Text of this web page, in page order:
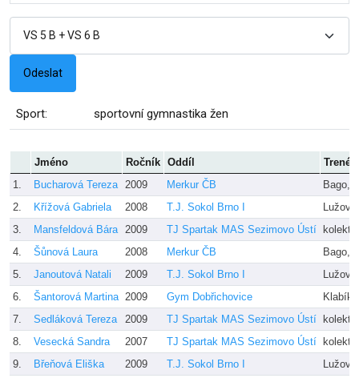
Sport: sportovní gymnastika žen
Jméno Ročník Oddíl
Trenér
1.
Bucharová Tereza 2009 Merkur ČB
Bago,
2.
Křížová Gabriela 2008 T.J. Sokol Brno I
Lužová
3.
Mansfeldová Bára 2009 TJ Spartak MAS Sezimovo Ústí
4.
Šůnová Laura 2008 Merkur ČB
Bago,
5.
Janoutová Natali 2009 T.J. Sokol Brno I
Lužová
6.
Šantorová Martina 2009 Gym Dobřichovice
7.
Sedláková Tereza 2009 TJ Spartak MAS Sezimovo Ústí
8.
Vesecká Sandra 2007 TJ Spartak MAS Sezimovo Ústí
9.
Břeňová Eliška 2009 T.J. Sokol Brno I Lužová